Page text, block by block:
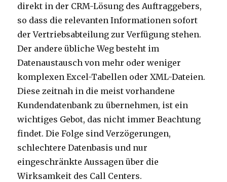
direkt in der CRM-Lösung des Auftraggebers,
so dass die relevanten Informationen sofort
der Vertriebsabteilung zur Verfügung stehen.
Der andere übliche Weg besteht im
Datenaustausch von mehr oder weniger
komplexen Excel-Tabellen oder XML-Dateien.
Diese zeitnah in die meist vorhandene
Kundendatenbank zu übernehmen, ist ein
wichtiges Gebot, das nicht immer Beachtung
findet. Die Folge sind Verzögerungen,
schlechtere Datenbasis und nur
eingeschränkte Aussagen über die
Wirksamkeit des Call Centers.